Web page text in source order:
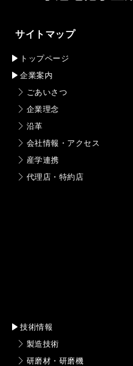
サイトマップ
トップページ
企業案内
ごあいさつ
企業理念
沿革
会社情報・アクセス
産学連携
代理店・特約店
技術情報
製造技術
研磨材・研磨機